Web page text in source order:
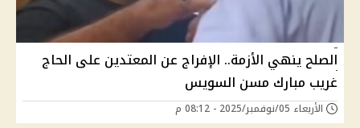
الصلح ينهي الأزمة.. الإفراج عن المعتدين على الحاج
غريب مبارك مسن السويس
الأربعاء 05/نوفمبر/2025 - 08:12 م